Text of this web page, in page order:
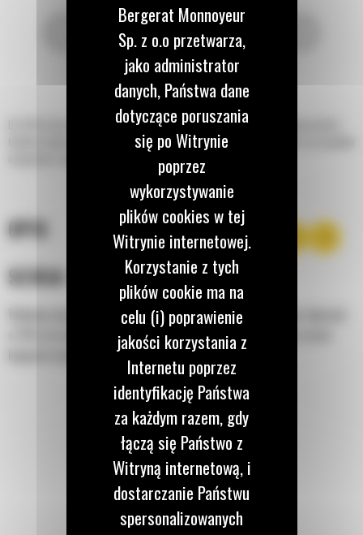
Do 50% krótszy czas kopania oraz możliwość zachowania do 15% większej ilości
ładunku dzięki łyżce standardowej z serii Performance. Najlepszy wybór w przypadku
OPIS
SERIA PERFORMANCE
Wykonaj więcej pracy przy mniejszym do 7% zużyciu paliwa, lepszym
o 15% utrzymywaniu ładunku oraz nawet o 50% krótszym czasie
Bergerat Monnoyeur
Sp. z o.o przetwarza,
jako administrator
danych, Państwa dane
dotyczące poruszania
się po Witrynie
poprzez
wykorzystywanie
plików cookies w tej
Witrynie internetowej.
Korzystanie z tych
plików cookie ma na
celu (i) poprawienie
jakości korzystania z
Internetu poprzez
identyfikację Państwa
za każdym razem, gdy
łączą się Państwo z
Witryną internetową, i
dostarczanie Państwu
spersonalizowanych